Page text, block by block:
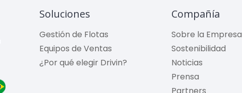
Soluciones
Gestión de Flotas
Equipos de Ventas
¿Por qué elegir Drivin?
Compañía
Sobre la Empresa
Sostenibilidad
Noticias
Prensa